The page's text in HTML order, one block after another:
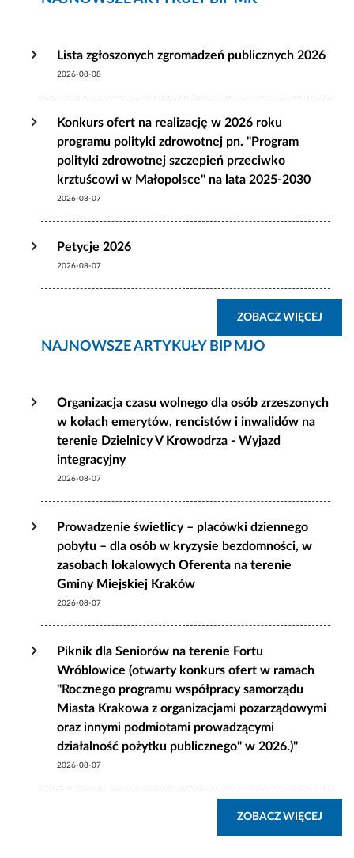
Lista zgłoszonych zgromadzeń publicznych 2026
2026-08-08
Konkurs ofert na realizację w 2026 roku
programu polityki zdrowotnej pn. "Program
polityki zdrowotnej szczepień przeciwko
krztuścowi w Małopolsce" na lata 2025-2030
2026-08-07
Petycje 2026
2026-08-07
ZOBACZ WIĘCEJ
NAJNOWSZE ARTYKUŁY BIP MJO
Organizacja czasu wolnego dla osób zrzeszonych
w kołach emerytów, rencistów i inwalidów na
terenie Dzielnicy V Krowodrza - Wyjazd
integracyjny
2026-08-07
Prowadzenie świetlicy – placówki dziennego
pobytu – dla osób w kryzysie bezdomności, w
zasobach lokalowych Oferenta na terenie
Gminy Miejskiej Kraków
2026-08-07
Piknik dla Seniorów na terenie Fortu
Wróblowice (otwarty konkurs ofert w ramach
"Rocznego programu współpracy samorządu
Miasta Krakowa z organizacjami pozarządowymi
oraz innymi podmiotami prowadzącymi
działalność pożytku publicznego" w 2026.)"
2026-08-07
ZOBACZ WIĘCEJ